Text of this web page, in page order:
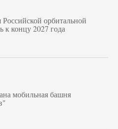
орбитальной
к концу 2027 года
мобильная башня